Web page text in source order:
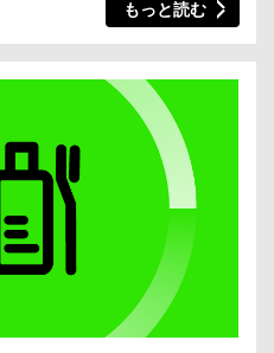
もっと読む